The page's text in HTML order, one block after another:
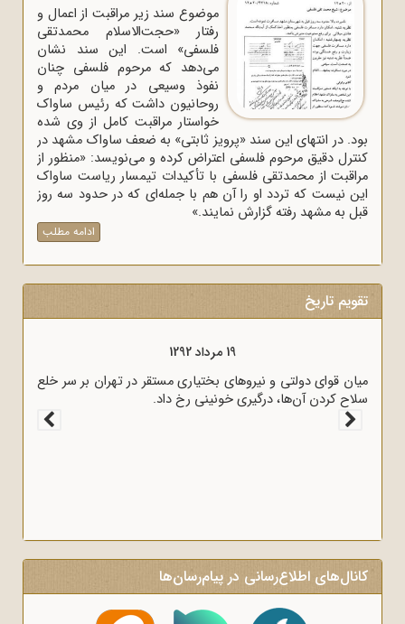
موضوع سند زیر مراقبت از اعمال و
رفتار «حجت‌الاسلام محمدتقی
فلسفی» است. این سند نشان
می‌دهد که مرحوم فلسفی چنان
نفوذ وسیعی در میان مردم و
روحانیون داشت که رئیس ساواک
خواستار مراقبت کامل از وی شده
بود. در انتهای این سند «پرویز ثابتی» به ضعف ساواک مشهد در
کنترل دقیق مرحوم فلسفی اعتراض کرده و می‌نویسد: «منظور از
مراقبت از محمدتقی فلسفی با تأکیدات تیمسار ریاست ساواک
این نیست که تردد او را آن هم با جمله‌ای که در حدود سه روز
قبل به مشهد رفته گزارش نمایند.»
ادامه مطلب
تقویم تاریخ
19 مرداد 1292
میان قوای دولتی و نیروهای بختیاری مستقر در تهران بر سر خلع
سلاح کردن آن‌ها، درگیری خونینی رخ داد.
کانال‌های اطلاع‌رسانی در پیام‌رسان‌ها